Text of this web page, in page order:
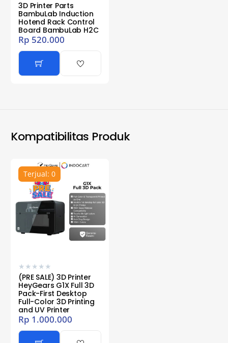
3D Printer Parts
BambuLab Induction
Hotend Rack Control
Board BambuLab H2C
Rp 520.000
Kompatibilitas Produk
Terjual: 0
★ ★ ★ ★ ★
(PRE SALE) 3D Printer
HeyGears G1X Full 3D
Pack-First Desktop
Full-Color 3D Printing
and UV Printer
Rp 1.000.000